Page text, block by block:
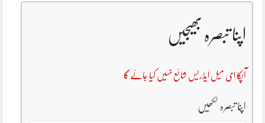
اپنا تبصرہ بھیجیں
آپکا ای میل ایڈریس شائع نہیں کیا جائے گا
اپنا تبصرہ لکھیں